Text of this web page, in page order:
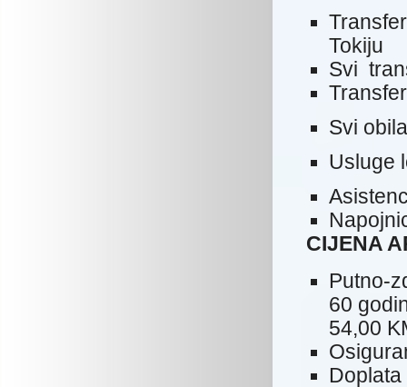
Tokiju
Svi
Svi
Usluge
CIJENA
Putno-
60
54,00